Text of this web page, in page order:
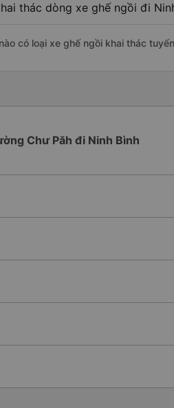
thác dòng xe ghế ngồi đi
có loại xe ghế ngồi khai thác
Chư Păh đi Ninh Bình